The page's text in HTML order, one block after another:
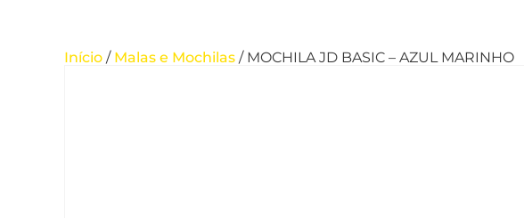
Início / Malas e Mochilas / MOCHILA JD BASIC – AZUL MARINHO